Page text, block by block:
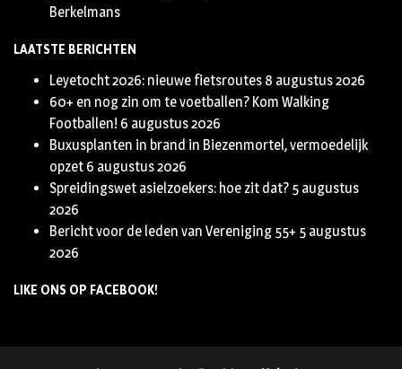
Berkelmans
LAATSTE BERICHTEN
Leyetocht 2026: nieuwe fietsroutes 8 augustus 2026
60+ en nog zin om te voetballen? Kom Walking
Footballen! 6 augustus 2026
Buxusplanten in brand in Biezenmortel, vermoedelijk
opzet 6 augustus 2026
Spreidingswet asielzoekers: hoe zit dat? 5 augustus
2026
Bericht voor de leden van Vereniging 55+ 5 augustus
2026
LIKE ONS OP FACEBOOK!